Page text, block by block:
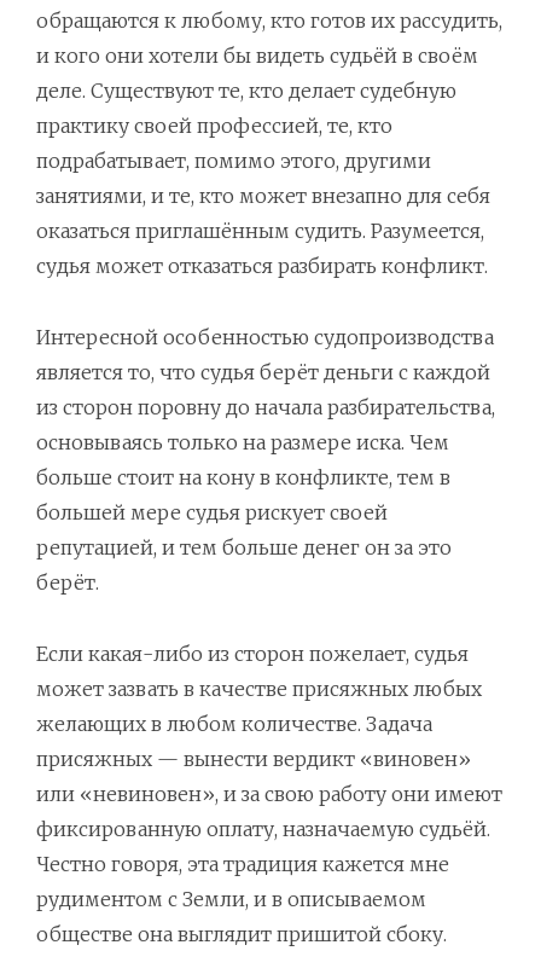
обращаются к любому, кто готов их рассудить,
и кого они хотели бы видеть судьёй в своём
деле. Существуют те, кто делает судебную
практику своей профессией, те, кто
подрабатывает, помимо этого, другими
занятиями, и те, кто может внезапно для себя
оказаться приглашённым судить. Разумеется,
судья может отказаться разбирать конфликт.
Интересной особенностью судопроизводства
является то, что судья берёт деньги с каждой
из сторон поровну до начала разбирательства,
основываясь только на размере иска. Чем
больше стоит на кону в конфликте, тем в
большей мере судья рискует своей
репутацией, и тем больше денег он за это
берёт.
Если какая-либо из сторон пожелает, судья
может зазвать в качестве присяжных любых
желающих в любом количестве. Задача
присяжных — вынести вердикт «виновен»
или «невиновен», и за свою работу они имеют
фиксированную оплату, назначаемую судьёй.
Честно говоря, эта традиция кажется мне
рудиментом с Земли, и в описываемом
обществе она выглядит пришитой сбоку.